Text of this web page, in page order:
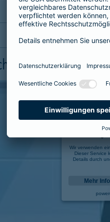
Wir verwenden
Dieser Service
Details durch
Mehr